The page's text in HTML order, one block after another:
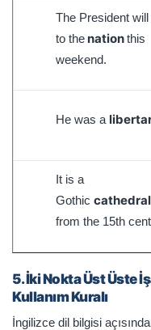
The President
to the nationthis
weekend.
He was a
It is a
Gothic cathedral
from the 15th
5. İki Nokta Üst Üste
Kullanım Kuralı
İngilizce dil bilgisi